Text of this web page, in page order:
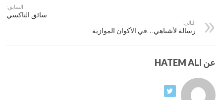
السابق:
سائق التاكسي
التالي:
رسالة لأشباهي…في الأكوان الموازية
عن HATEM ALI